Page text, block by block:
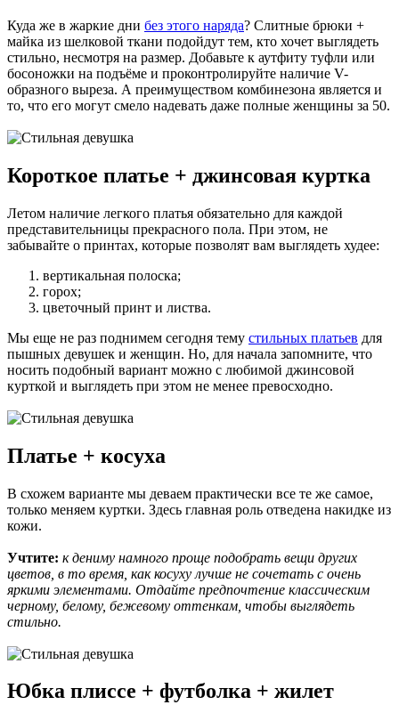
Куда же в жаркие дни без этого наряда? Слитные брюки +
майка из шелковой ткани подойдут тем, кто хочет выглядеть
стильно, несмотря на размер. Добавьте к аутфиту туфли или
босоножки на подъёме и проконтролируйте наличие V-
образного выреза. А преимуществом комбинезона является и
то, что его могут смело надевать даже полные женщины за 50.
Короткое платье + джинсовая куртка
Летом наличие легкого платья обязательно для каждой
представительницы прекрасного пола. При этом, не
забывайте о принтах, которые позволят вам выглядеть худее:
вертикальная полоска;
горох;
цветочный принт и листва.
Мы еще не раз поднимем сегодня тему стильных платьев для
пышных девушек и женщин. Но, для начала запомните, что
носить подобный вариант можно с любимой джинсовой
курткой и выглядеть при этом не менее превосходно.
Платье + косуха
В схожем варианте мы деваем практически все те же самое,
только меняем куртки. Здесь главная роль отведена накидке из
кожи.
Учтите: к дениму намного проще подобрать вещи других
цветов, в то время, как косуху лучше не сочетать с очень
яркими элементами. Отдайте предпочтение классическим
черному, белому, бежевому оттенкам, чтобы выглядеть
стильно.
Юбка плиссе + футболка + жилет